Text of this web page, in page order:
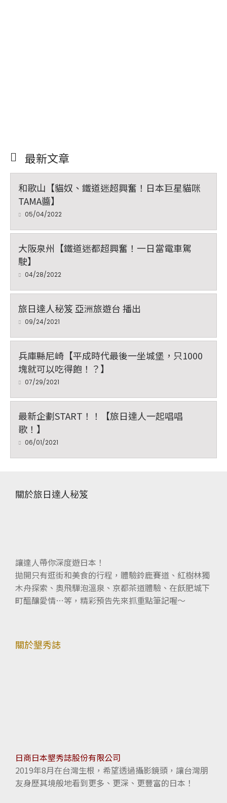
最新文章
和歌山【貓奴、鐵道迷超興奮！日本巨星貓咪
TAMA醬】
05/04/2022
大阪泉州【鐵道迷都超興奮！一日當電車駕
駛】
04/28/2022
旅日達人秘笈 亞洲旅遊台 播出
09/24/2021
兵庫縣尼崎【平成時代最後一坐城堡，只1000
塊就可以吃得飽！？】
07/29/2021
最新企劃START！！【旅日達人一起唱唱
歌！】
06/01/2021
關於旅日達人秘笈
讓達人帶你深度遊日本！
拋開只有逛街和美食的行程，體驗鈴鹿賽道、紅樹林獨
木舟探索、奧飛驒泡溫泉、京都茶道體驗、在飫肥城下
町醞釀愛情…等，精彩預告先來抓重點筆記喔～
關於墾秀誌
日商日本墾秀誌股份有限公司
2019年8月在台灣生根，希望透過攝影鏡頭，讓台灣朋
友身歷其境般地看到更多、更深、更豐富的日本！